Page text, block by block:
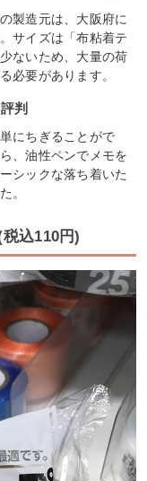
製造元は、大阪府に
サイズは「布粘着テ
ないため、大量の荷
必要があります。
判
にちぎることがで
、油性ペンでメモを
シックな落ち着いた
。
込110円)